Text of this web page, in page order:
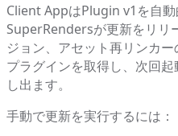
Client AppはPlugin v1を自動
SuperRendersが更新をリリ
ジョン、アセット再リンカ
プラグインを取得し、次回
し出ます。
手動で更新を実行するには：